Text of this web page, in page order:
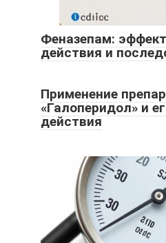
Феназепам:
действия и
Применение
«Галоперидол» и
действия